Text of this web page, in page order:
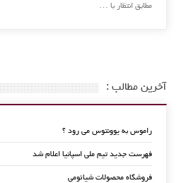
مطابق انتظار با …
آخرین مطالب :
راموس به یوونتوس می رود ؟
فهرست جدید تیم ملی اسپانیا اعلام شد
فروشگاه محصولات شیائومی